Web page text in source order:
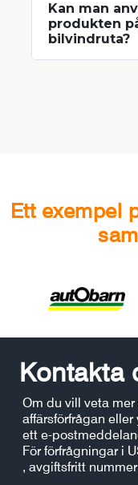
Kan man
produkten
bilvindruta?
Ett exempel
Kontakta
Om du vill veta
affärsförfrågan
ett e-
För förfrågningar i
, avgiftsfritt